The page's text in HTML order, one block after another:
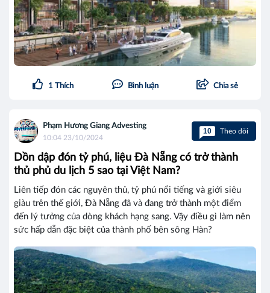
1 Thích Bình luận Chia sẻ
Phạm Hương Giang Advesting
10:04 23/10/2024
10 Theo dõi
Dồn dập đón tỷ phú, liệu Đà Nẵng có trở thành
thủ phủ du lịch 5 sao tại Việt Nam?
Liên tiếp đón các nguyên thủ, tỷ phú nổi tiếng và giới siêu
giàu trên thế giới, Đà Nẵng đã và đang trở thành một điểm
đến lý tưởng của dòng khách hạng sang. Vậy điều gì làm nên
sức hấp dẫn đặc biệt của thành phố bên sông Hàn?